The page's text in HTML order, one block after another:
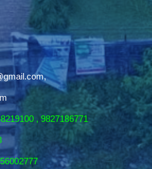
,
, 9827186771